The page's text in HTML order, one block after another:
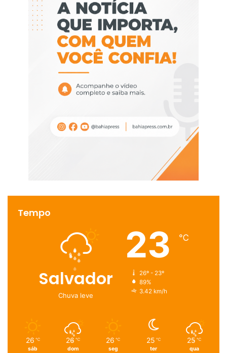
Tempo
Salvador
Chuva leve
23 ℃
26º - 23º
89%
3.42 km/h
26 ℃
sáb
26 ℃
dom
26 ℃
seg
25 ℃
ter
25 ℃
qua